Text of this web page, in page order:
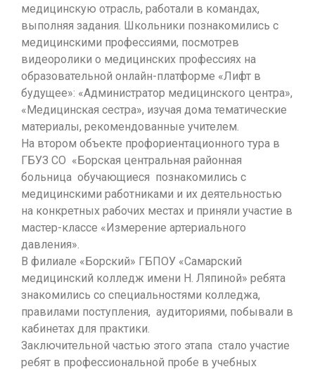
медицинскую отрасль, работали в командах,
выполняя задания. Школьники познакомились с
медицинскими профессиями, посмотрев
видеоролики о медицинских профессиях на
образовательной онлайн-платформе «Лифт в
будущее»: «Администратор медицинского центра»,
«Медицинская сестра», изучая дома тематические
материалы, рекомендованные учителем.
На втором объекте профориентационного тура в
ГБУЗ СО «Борская центральная районная
больница обучающиеся познакомились с
медицинскими работниками и их деятельностью
на конкретных рабочих местах и приняли участие в
мастер-классе «Измерение артериального
давления».
В филиале «Борский» ГБПОУ «Самарский
медицинский колледж имени Н. Ляпиной» ребята
знакомились со специальностями колледжа,
правилами поступления, аудиториями, побывали в
кабинетах для практики.
Заключительной частью этого этапа стало участие
ребят в профессиональной пробе в учебных